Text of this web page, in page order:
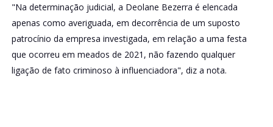
"Na determinação judicial, a Deolane Bezerra é elencada
apenas como averiguada, em decorrência de um suposto
patrocínio da empresa investigada, em relação a uma festa
que ocorreu em meados de 2021, não fazendo qualquer
ligação de fato criminoso à influenciadora", diz a nota.